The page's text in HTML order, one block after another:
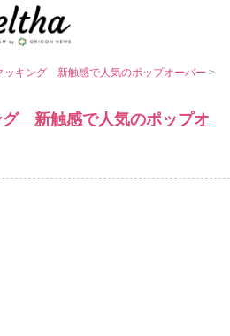
ッキング 新触感で人気のポップオーバー>
グ 新触感で人気のポップオ